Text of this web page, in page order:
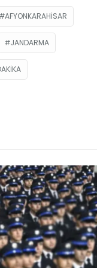
AFYONKARAHISAR
JANDARMA